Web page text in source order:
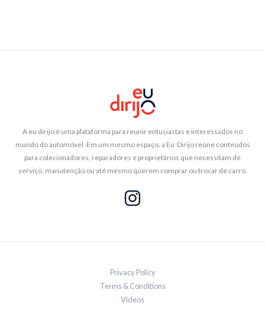
A eu dirijo é uma plataforma para reunir entusiastas e interessados no
mundo do automóvel. Em um mesmo espaço, a Eu Dirijo reúne conteúdos
para colecionadores, reparadores e proprietários que necessitam de
serviço, manutenção ou até mesmo querem comprar ou trocar de carro.
Privacy Policy
Terms & Conditions
Vídeos